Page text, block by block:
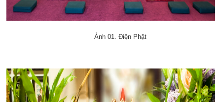
Ảnh 01. Điện Phật